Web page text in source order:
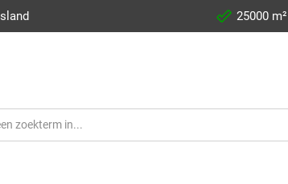
25000